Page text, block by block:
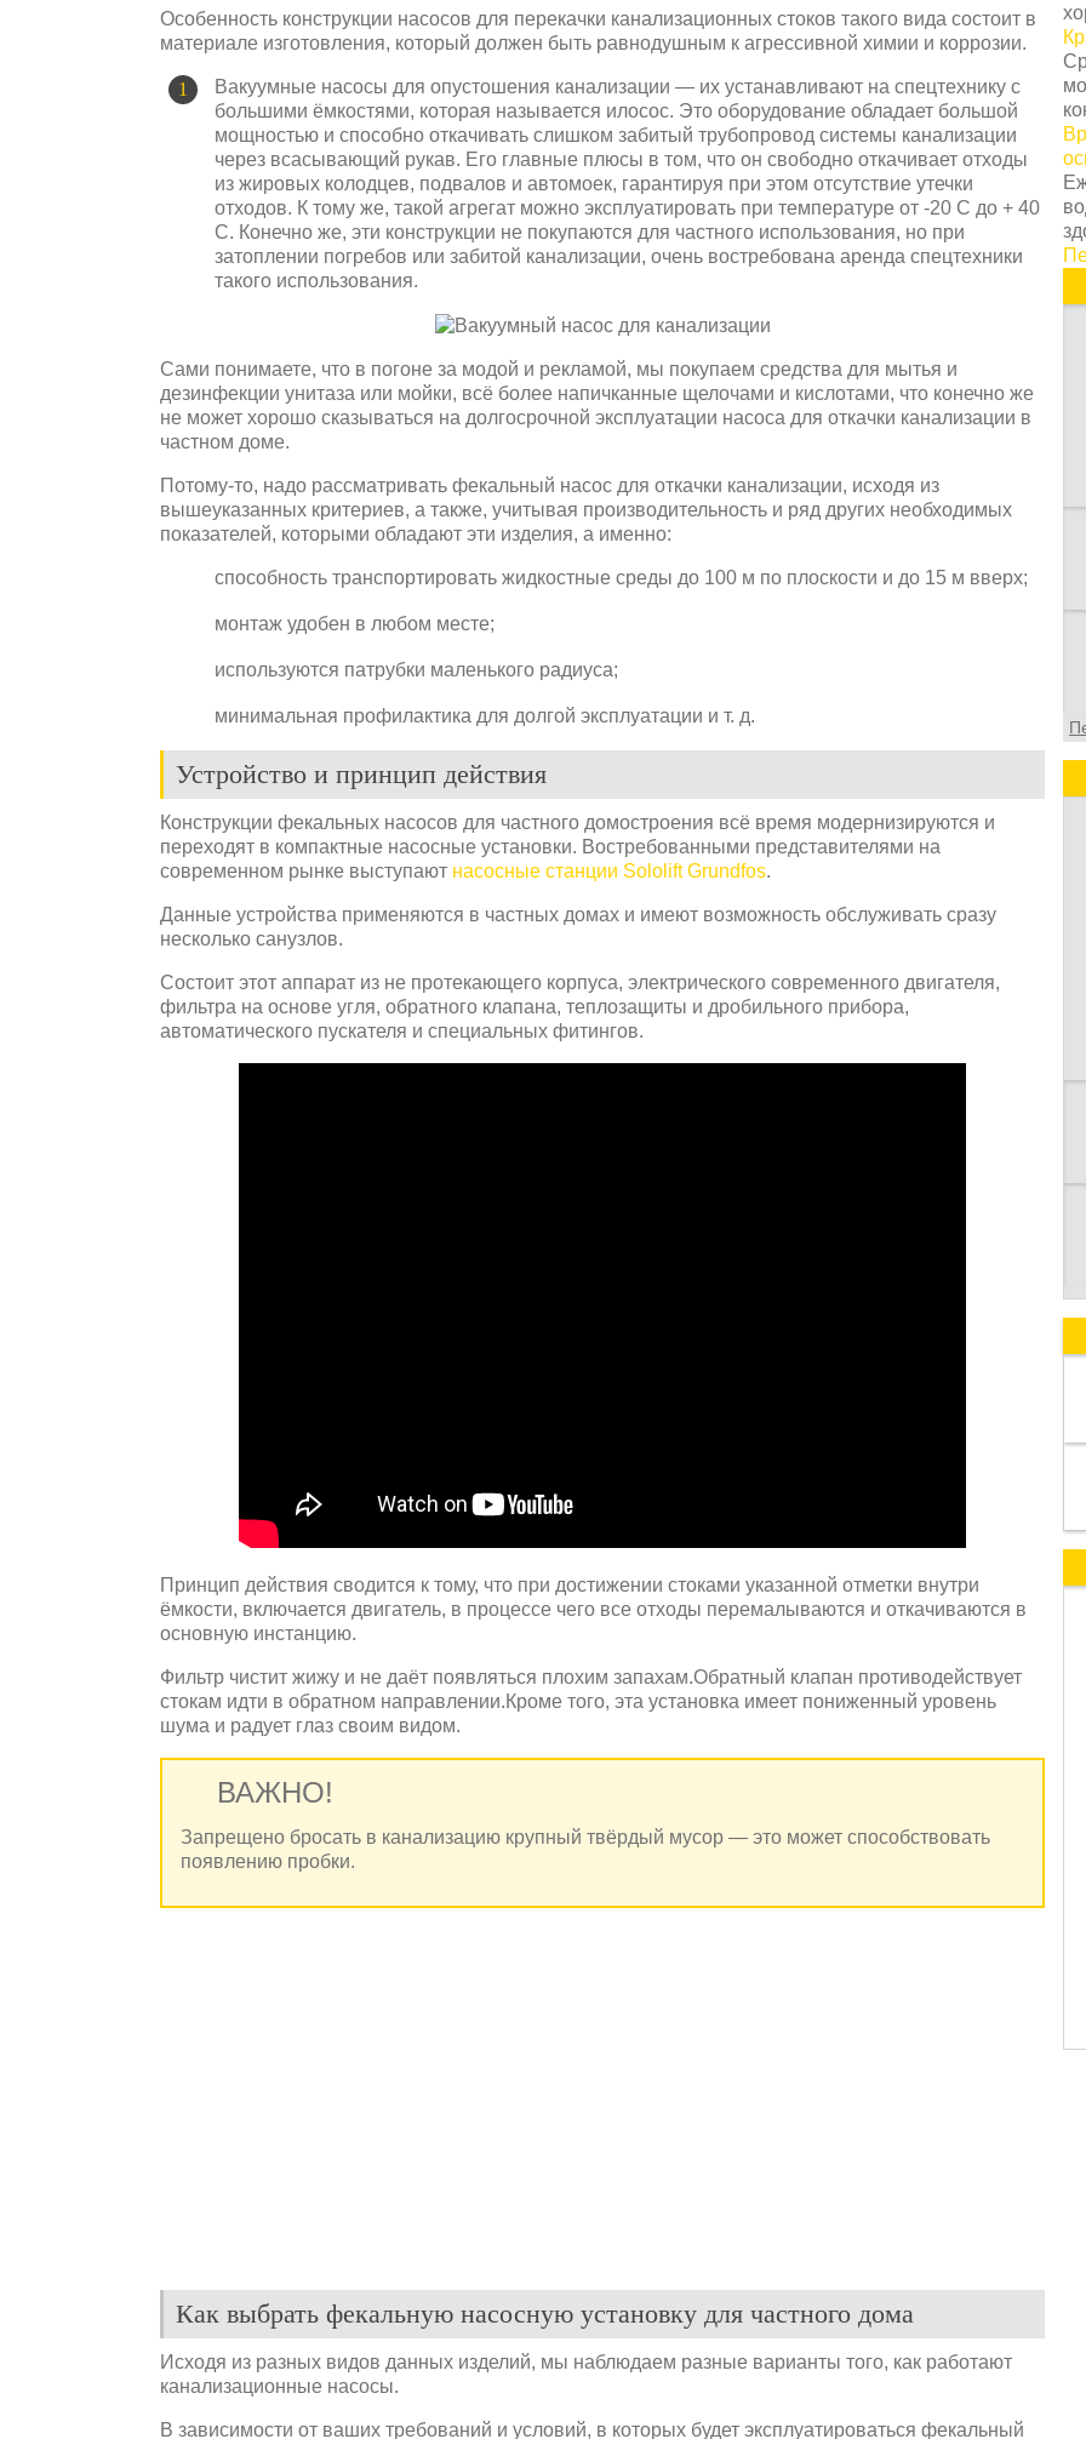
Особенность конструкции насосов для перекачки канализационных стоков такого вида состоит в
материале изготовления, который должен быть равнодушным к агрессивной химии и коррозии.
Вакуумные насосы для опустошения канализации — их устанавливают на спецтехнику с
большими ёмкостями, которая называется илосос. Это оборудование обладает большой
мощностью и способно откачивать слишком забитый трубопровод системы канализации
через всасывающий рукав. Его главные плюсы в том, что он свободно откачивает отходы
из жировых колодцев, подвалов и автомоек, гарантируя при этом отсутствие утечки
отходов. К тому же, такой агрегат можно эксплуатировать при температуре от -20 С до + 40
С. Конечно же, эти конструкции не покупаются для частного использования, но при
затоплении погребов или забитой канализации, очень востребована аренда спецтехники
такого использования.
Сами понимаете, что в погоне за модой и рекламой, мы покупаем средства для мытья и
дезинфекции унитаза или мойки, всё более напичканные щелочами и кислотами, что конечно же
не может хорошо сказываться на долгосрочной эксплуатации насоса для откачки канализации в
частном доме.
Потому-то, надо рассматривать фекальный насос для откачки канализации, исходя из
вышеуказанных критериев, а также, учитывая производительность и ряд других необходимых
показателей, которыми обладают эти изделия, а именно:
способность транспортировать жидкостные среды до 100 м по плоскости и до 15 м вверх;
монтаж удобен в любом месте;
используются патрубки маленького радиуса;
минимальная профилактика для долгой эксплуатации и т. д.
Устройство и принцип действия
Конструкции фекальных насосов для частного домостроения всё время модернизируются и
переходят в компактные насосные установки. Востребованными представителями на
современном рынке выступают насосные станции Sololift Grundfos.
Данные устройства применяются в частных домах и имеют возможность обслуживать сразу
несколько санузлов.
Состоит этот аппарат из не протекающего корпуса, электрического современного двигателя,
фильтра на основе угля, обратного клапана, теплозащиты и дробильного прибора,
автоматического пускателя и специальных фитингов.
Принцип действия сводится к тому, что при достижении стоками указанной отметки внутри
ёмкости, включается двигатель, в процессе чего все отходы перемалываются и откачиваются в
основную инстанцию.
Фильтр чистит жижу и не даёт появляться плохим запахам.Обратный клапан противодействует
стокам идти в обратном направлении.Кроме того, эта установка имеет пониженный уровень
шума и радует глаз своим видом.
ВАЖНО!
Запрещено бросать в канализацию крупный твёрдый мусор — это может способствовать
появлению пробки.
Как выбрать фекальную насосную установку для частного дома
Исходя из разных видов данных изделий, мы наблюдаем разные варианты того, как работают
канализационные насосы.
В зависимости от ваших требований и условий, в которых будет эксплуатироваться фекальный